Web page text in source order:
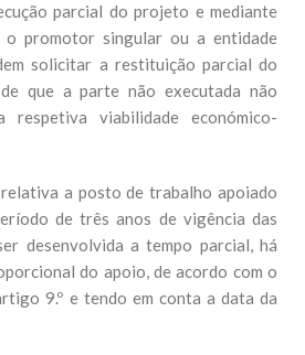
parcial do projeto e mediante
o promotor singular ou a entidade
solicitar a restituição parcial do
que a parte não executada não
respetiva viabilidade económico-
a posto de trabalho apoiado
de três anos de vigência das
desenvolvida a tempo parcial, há
do apoio, de acordo com o
9.º e tendo em conta a data da